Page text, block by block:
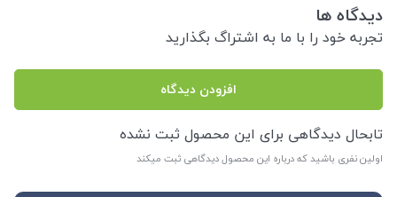
دیدگاه ها
تجربه خود را با ما به اشتراگ بگذارید
افزودن دیدگاه
تابحال دیدگاهی برای این محصول ثبت نشده
اولین نفری باشید که درباره این محصول دیدگاهی ثبت میکند